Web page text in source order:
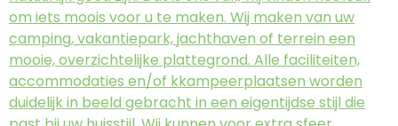
om iets moois voor u te maken. Wij maken van uw
camping, vakantiepark, jachthaven of terrein een
mooie, overzichtelijke plattegrond. Alle faciliteiten,
accommodaties en/of kkampeerplaatsen worden
duidelijk in beeld gebracht in een eigentijdse stijl die